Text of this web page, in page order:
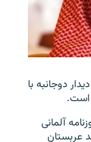
دوجانبه با
است.
آلمانی
عربستان